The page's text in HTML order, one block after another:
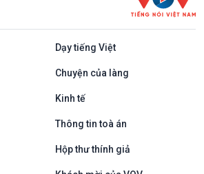
Dạy tiếng Việt
Chuyện của làng
Kinh tế
Thông tin toà án
Hộp thư thính giả